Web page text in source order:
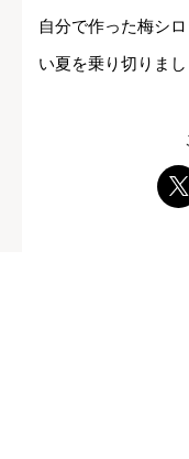
自分で作った梅シ
い夏を乗り切りまし